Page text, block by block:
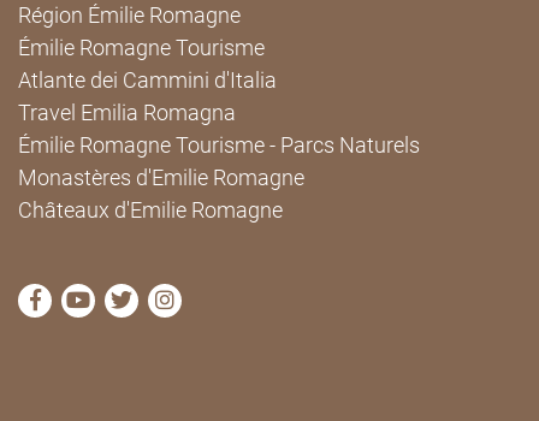
Région Émilie Romagne
Émilie Romagne Tourisme
Atlante dei Cammini d'Italia
Travel Emilia Romagna
Émilie Romagne Tourisme - Parcs Naturels
Monastères d'Emilie Romagne
Châteaux d'Emilie Romagne
Visitez la page Facebook de Cammini Emilia-
Visitez la page YouTube de Cammini Emilia-
Visitez la page Twitter de Cammini Emilia-
Visitez la page Instagram de Cammini